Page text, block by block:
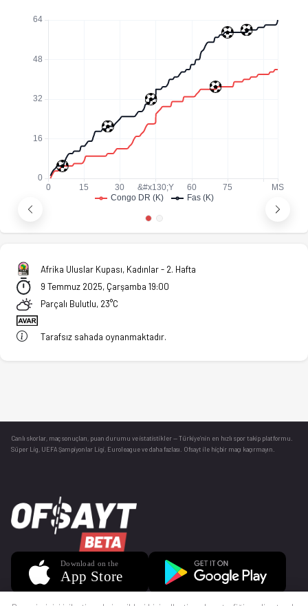
Afrika Uluslar Kupası, Kadınlar - 2. Hafta
9 Temmuz 2025, Çarşamba 19:00
Parçalı Bulutlu, 23°C
Tarafsız sahada oynanmaktadır.
Canlı skorlar , maç sonuçları, puan durumu ve istatistikler — Türkiye’nin en hızlı spor takip platformu.
Süper Lig, UEFA Şampiyonlar Ligi, Euroleague ve daha fazlası. Ofsayt ile hiçbir maçı kaçırmayın.